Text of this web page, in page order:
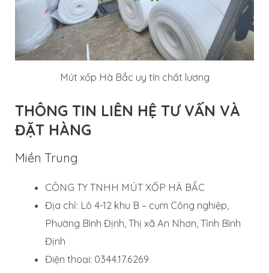
Mút xốp Hà Bắc uy tín chất lương
THÔNG TIN LIÊN HỆ TƯ VẤN VÀ
ĐẶT HÀNG
Miền Trung
CÔNG TY TNHH MÚT XỐP HÀ BẮC
Địa chỉ: Lô 4-12 khu B – cụm Công nghiệp,
Phường Bình Định, Thị xã An Nhơn, Tỉnh Bình
Định
Điện thoại: 0344.17.6269